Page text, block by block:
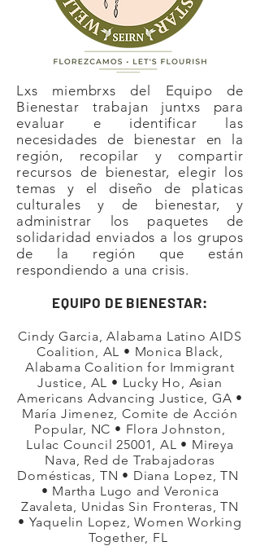
Lxs miembrxs del Equipo de
Bienestar trabajan juntxs para
evaluar e identificar las
necesidades de bienestar en la
región, recopilar y compartir
recursos de bienestar, elegir los
temas y el diseño de platicas
culturales y de bienestar, y
administrar los paquetes de
solidaridad enviados a los grupos
de la región que están
respondiendo a una crisis.
EQUIPO DE BIENESTAR:
Cindy Garcia, Alabama Latino AIDS
Coalition, AL • Monica Black,
Alabama Coalition for Immigrant
Justice, AL • Lucky Ho, Asian
Americans Advancing Justice, GA •
María Jimenez, Comite de Acción
Popular, NC • Flora Johnston,
Lulac Council 25001, AL • Mireya
Nava, Red de Trabajadoras
Domésticas, TN • Diana Lopez, TN
• Martha Lugo and Veronica
Zavaleta, Unidas Sin Fronteras, TN
• Yaquelin Lopez, Women Working
Together, FL